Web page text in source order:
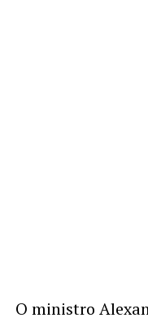
O ministro